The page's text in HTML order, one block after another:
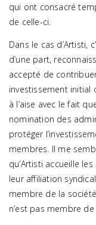
qui ont consacré
de celle-ci.
Dans le cas d’Artisti,
d’une part,
accepté de
investissement initial
à l’aise avec le fait
nomination des
protéger
membres. Il me
qu’Artisti accueille
leur affiliation
membre de la
n’est pas membre de